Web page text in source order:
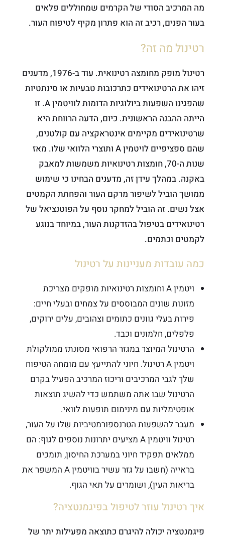
מה המרכיב הסודי של הקרמים שמחוללים פלאים
בעור הפנים, רכיב זה הוא פתרון מקיף לטיפוח העור.
רטינול מה זה?
רטינול מופק מחומצה רטינואית. עוד ב-1976, מדענים
זיהו את הרטינואידים כתרכובות טבעיות או סינתטיות
שהפגינו השפעות ביולוגיות הדומות לוויטמין A. זו
הייתה ההבנה הראשונית. כיום, הדעה הרווחת היא
שרטינואידים מקיימים אינטראקציה עם קולטנים,
שהם ספציפיים לויטמין A ותוצרי הלוואי שלו. מאז
שנות ה-70, חומצות רטינואיות משמשות למאבק
באקנה. במהלך עידן זה, מדענים הבחינו כי שימוש
ממושך הוביל לשיפור מרקם העור והפחתת הקמטים
אצל נשים. זה הוביל למחקר נוסף על הפוטנציאל של
רטינואידים בטיפול בהזדקנות העור, במיוחד בנוגע
לקמטים וכתמים.
כמה עובדות מעניינות על רטינול
ויטמין A וחומצות רטינואיות מופקים מצריכת
מזונות שונים המבוססים על צמחים ובעלי חיים:
פירות בעלי גוונים כתומים וצהובים, עלים ירוקים,
פלפלים, חלמונים וכבד.
הרטינול המיוצר במגזר הרפואי מסונתז ממולקולת
ויטמין A רטינול. חיוני להתייעץ עם מומחה הטיפוח
שלך לגבי המרכיבים וריכוז המרכיב הפעיל בקרם
הרטינול שבו אתה משתמש כדי להשיג תוצאות
אופטימליות עם מינימום תופעות לוואי.
מעבר להשפעות הטרנספורמטיביות שלו על העור,
רטינול וויטמין A מציעים יתרונות נוספים לגוף: הם
ממלאים תפקיד חיוני במערכת החיסון, תומכים
בראייה (חשבו על גזר עשיר בוויטמין A המשפר את
בריאות העין), ושומרים על תאי הגוף.
איך רטינול עוזר לטיפול בפיגמנטציה?
פיגמנטציה יכולה להיגרם כתוצאה מפעילות יתר של